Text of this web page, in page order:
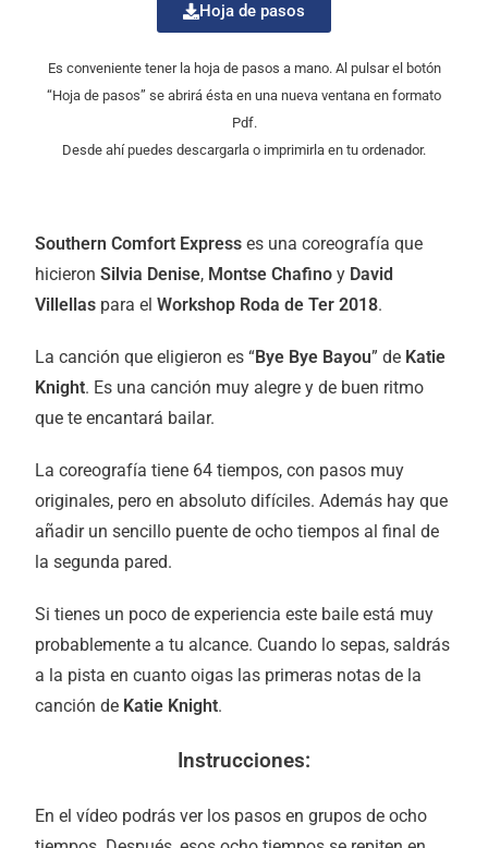
Hoja de pasos
Es conveniente tener la hoja de pasos a mano. Al pulsar el botón
“Hoja de pasos” se abrirá ésta en una nueva ventana en formato
Pdf.
Desde ahí puedes descargarla o imprimirla en tu ordenador.
Southern Comfort Express es una coreografía que
hicieronSilvia Denise, Montse Chafino y David
Villellas para elWorkshop Roda de Ter 2018.
La canción que eligieron es “Bye Bye Bayou” de Katie
Knight. Es una canción muy alegre y de buen ritmo
que te encantará bailar.
La coreografía tiene 64 tiempos, con pasos muy
originales, pero en absoluto difíciles. Además hay que
añadir un sencillo puente de ocho tiempos al final de
la segunda pared.
Si tienes un poco de experiencia este baile está muy
probablemente a tu alcance. Cuando lo sepas, saldrás
a la pista en cuanto oigas las primeras notas de la
canción de Katie Knight.
Instrucciones:
En el vídeo podrás ver los pasos en grupos de ocho